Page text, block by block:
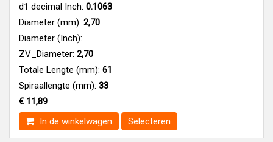
d1 decimal Inch: 0.1063
Diameter (mm): 2,70
Diameter (Inch):
ZV_Diameter: 2,70
Totale Lengte (mm): 61
Spiraallengte (mm): 33
€ 11,89
In de winkelwagen
Selecteren